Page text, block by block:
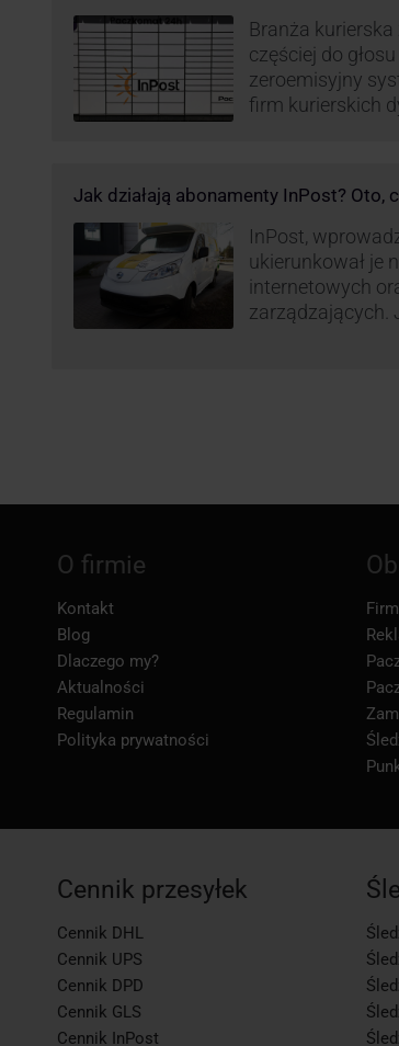
Branża
częściej do
zeroemisyjny
firm kurierskich
postanowił
wzbudziło
Jak działają abonamenty InPost? Oto,
InPost,
ukierunkował je
internetowych
zarządzających.
O firmie
Kontakt
Blog
Dlaczego my?
Aktualności
Regulamin
Polityka prywatności
Cennik przesyłek
Cennik DHL
Cennik UPS
Cennik DPD
Cennik GLS
Cennik InPost